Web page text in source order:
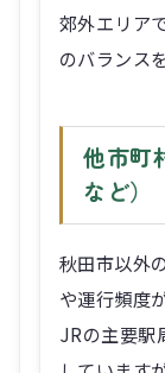
郊外エリア
のバランス
他市町
など）
秋田市以外
や運行頻度
JRの主要駅